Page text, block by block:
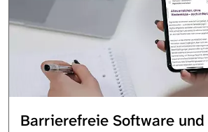
Barrierefreie Software